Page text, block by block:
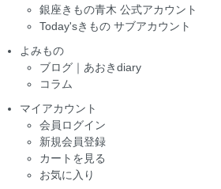
銀座きもの青木 公式アカウント
Today'sきもの サブアカウント
よみもの
ブログ｜あおきdiary
コラム
マイアカウント
会員ログイン
新規会員登録
カートを見る
お気に入り